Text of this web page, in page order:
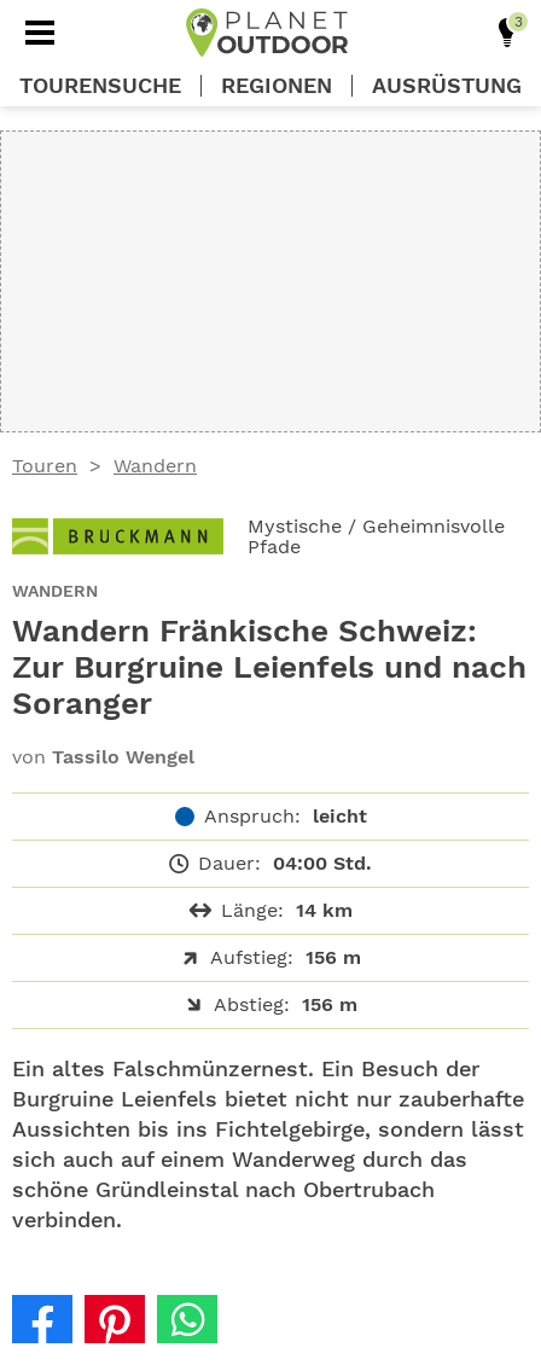
Touren Wandern
Mystische / Geheimnisvolle
Pfade
WANDERN
Wandern Fränkische Schweiz:
Zur Burgruine Leienfels und nach
Soranger
von Tassilo Wengel
Anspruch: leicht
Dauer: 04:00 Std.
Länge: 14 km
Aufstieg: 156 m
Abstieg: 156 m
Ein altes Falschmünzernest. Ein Besuch der
Burgruine Leienfels bietet nicht nur zauberhafte
Aussichten bis ins Fichtelgebirge, sondern lässt
sich auch auf einem Wanderweg durch das
schöne Gründleinstal nach Obertrubach
verbinden.
TOURENSUCHE REGIONEN AUSRÜSTUNG
ABO
NEWSLETTER